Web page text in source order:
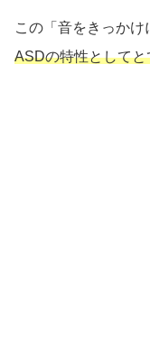
この「音をきっかけ
ASDの特性として